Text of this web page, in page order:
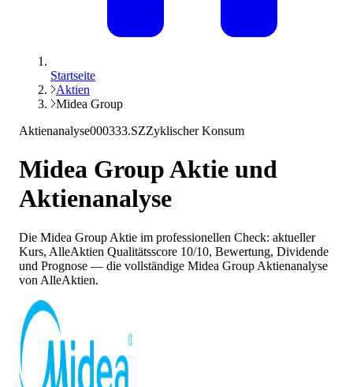
Startseite
Aktien
Midea Group
Aktienanalyse000333.SZZyklischer Konsum
Midea GroupAktie und
Aktienanalyse
Die Midea Group Aktie im professionellen Check: aktueller
Kurs, AlleAktien Qualitätsscore 10/10, Bewertung, Dividende
und Prognose — die vollständige Midea Group Aktienanalyse
von AlleAktien.